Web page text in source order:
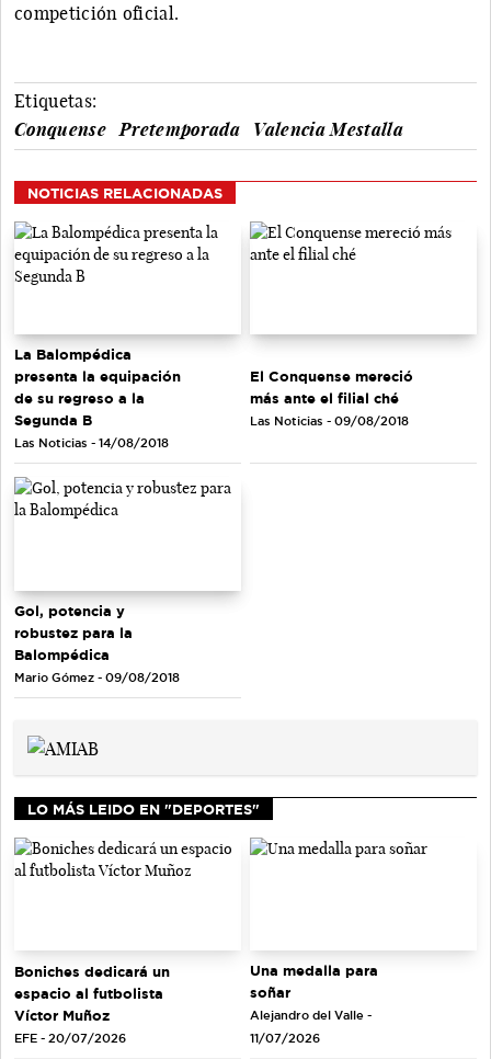
competición oficial.
Etiquetas:
Conquense
Pretemporada Valencia Mestalla
NOTICIAS RELACIONADAS
La Balompédica
presenta la equipación
de su regreso a la
Segunda B
Las Noticias - 14/08/2018
El Conquense mereció
más ante el filial ché
Las Noticias - 09/08/2018
Gol, potencia y
robustez para la
Balompédica
Mario Gómez - 09/08/2018
LO MÁS LEIDO EN "DEPORTES"
Boniches dedicará un
espacio al futbolista
Víctor Muñoz
EFE - 20/07/2026
Una medalla para
soñar
Alejandro del Valle -
11/07/2026